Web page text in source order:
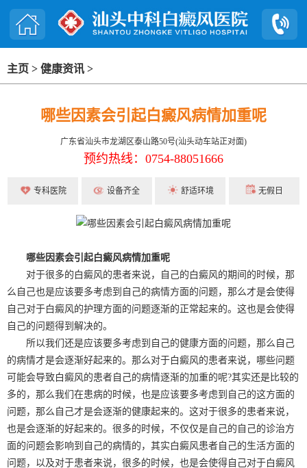
主页 > 健康资讯 >
哪些因素会引起白癜风病情加重呢
广东省汕头市龙湖区泰山路50号(汕头动车站正对面)
预约热线：0754-88051666
专科医院 设备齐全 舒适环境 无假日
哪些因素会引起白癜风病情加重呢
对于很多的白癜风的患者来说，自己的白癜风的期间的时候，那
么自己也是应该要多考虑到自己的病情方面的问题，那么才是会使得
自己对于白癜风的护理方面的问题逐渐的正常起来的。这也是会使得
自己的问题得到解决的。
所以我们还是应该要多考虑到自己的健康方面的问题，那么自己
的病情才是会逐渐好起来的。那么对于白癜风的患者来说，哪些问题
可能会导致白癜风的患者自己的病情逐渐的加重的呢?其实还是比较的
多的，那么我们在患病的时候，也是应该要多考虑到自己的这方面的
问题，那么自己才是会逐渐的健康起来的。这对于很多的患者来说，
也是会逐渐的好起来的。很多的时候，不仅仅是自己的自己的诊治方
面的问题会影响到自己的病情的，其实白癜风患者自己的生活方面的
问题，以及对于患者来说，很多的时候，也是会使得自己对于白癜风